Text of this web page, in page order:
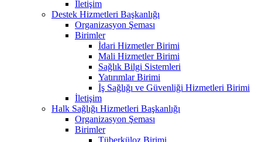
İletişim
Destek Hizmetleri Başkanlığı
Organizasyon Şeması
Birimler
İdari Hizmetler Birimi
Mali Hizmetler Birimi
Sağlık Bilgi Sistemleri
Yatırımlar Birimi
İş Sağlığı ve Güvenliği Hizmetleri Birimi
İletişim
Halk Sağlığı Hizmetleri Başkanlığı
Organizasyon Şeması
Birimler
Tüberküloz Birimi